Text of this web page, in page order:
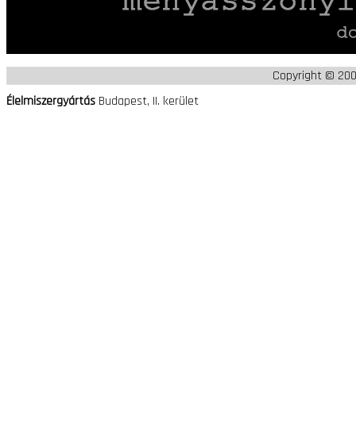
Copyright ©
Élelmiszergyártás Budapest, II. kerület